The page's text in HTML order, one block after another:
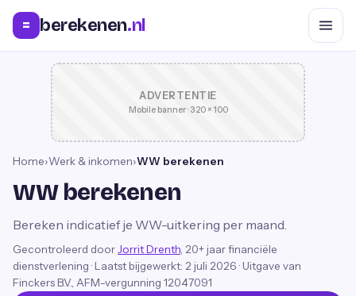
= berekenen.nl
ADVERTENTIE
Mobile banner · 320 × 100
Home›Werk & inkomen›WW berekenen
WW berekenen
Bereken indicatief je WW-uitkering per maand.
Gecontroleerd door Jorrit Drenth , 20+ jaar financiële
dienstverlening · Laatst bijgewerkt: 2 juli 2026 · Uitgave van
Finckers B.V., AFM-vergunning 12047091